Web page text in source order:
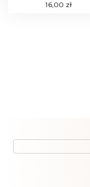
16,00 zł